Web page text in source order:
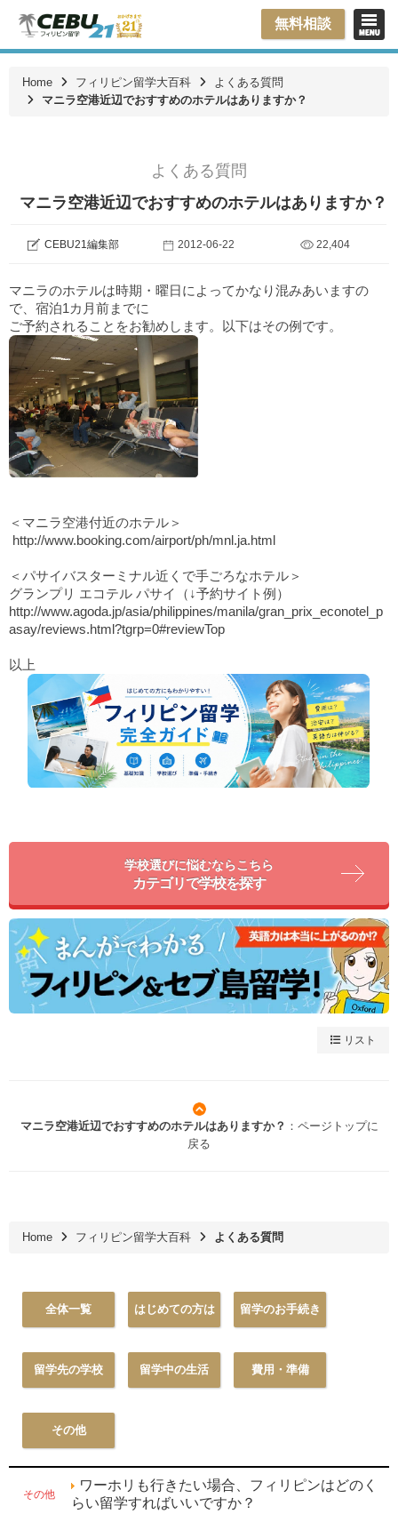
無料相談
Home フィリピン留学大百科
よくある質問
マニラ空港近辺でおすすめのホテルはありますか？
よくある質問
マニラ空港近辺でおすすめのホテルはありますか？
CEBU21編集部 2012-06-22 22,404
マニラのホテルは時期・曜日によってかなり混みあいますの
で、宿泊1カ月前までに
ご予約されることをお勧めします。以下はその例です。
＜マニラ空港付近のホテル＞
http://www.booking.com/airport/ph/mnl.ja.html
＜パサイバスターミナル近くで手ごろなホテル＞
グランプリ エコテル パサイ（↓予約サイト例）
http://www.agoda.jp/asia/philippines/manila/gran_prix_econotel_p
asay/reviews.html?tgrp=0#reviewTop
以上
学校選びに悩むならこちら
カテゴリで学校を探す
リスト
マニラ空港近辺でおすすめのホテルはありますか？ ：ページトップに
戻る
Home フィリピン留学大百科 よくある質問
全体一覧 はじめての方は 留学のお手続き
留学先の学校 留学中の生活 費用・準備
その他
その他
ワーホリも行きたい場合、フィリピンはどのく
らい留学すればいいですか？